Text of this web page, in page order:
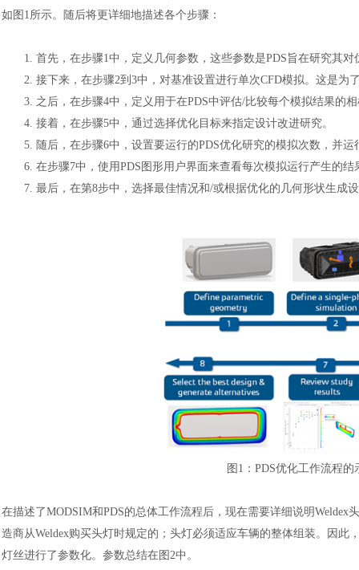
如图1所示。随后将更详细地描述各个步骤：
1. 首先，在步骤1中，定义几何参数，这些参数是PDS旨在研究其对
2. 接下来，在步骤2到3中，对基准设置进行单次CFD模拟。这是为
3. 之后，在步骤4中，定义用于在PDS中评估/比较每个模拟结果的
4. 接着，在步骤5中，通过选择优化目标来指定设计改进研究。
5. 随后，在步骤6中，设置要运行的PDS优化研究的模拟次数，并
6. 在步骤7中，使用PDS图形用户界面来查看每次模拟运行产生的结
7. 最后，在第8步中，选择最佳情况和/或根据优化的几何形状生成
图 1：PDS优化工作流程
在描述了MODSIM和PDS的总体工作流程后，现在需要详细说明
造商从Weldex购买头灯时规定的；头灯必须适应车辆的整体组装。因
灯丝进行了参数化。参数总结在图2中。
汽车交通